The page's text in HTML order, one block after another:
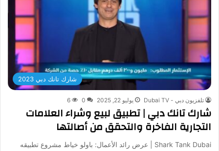
شارك تانك دبي 2023
تلفزيون دبي - Dubai TV يوليو 22, 2025 0
6
شارك تانك دبي | تطبيق لبيع وشراء العلامات
التجارية الفاخرة والتحقق من أصالتها
Shark Tank Dubai | عرض رائد الأعمال: باولو خياط مشروع تطبيقه